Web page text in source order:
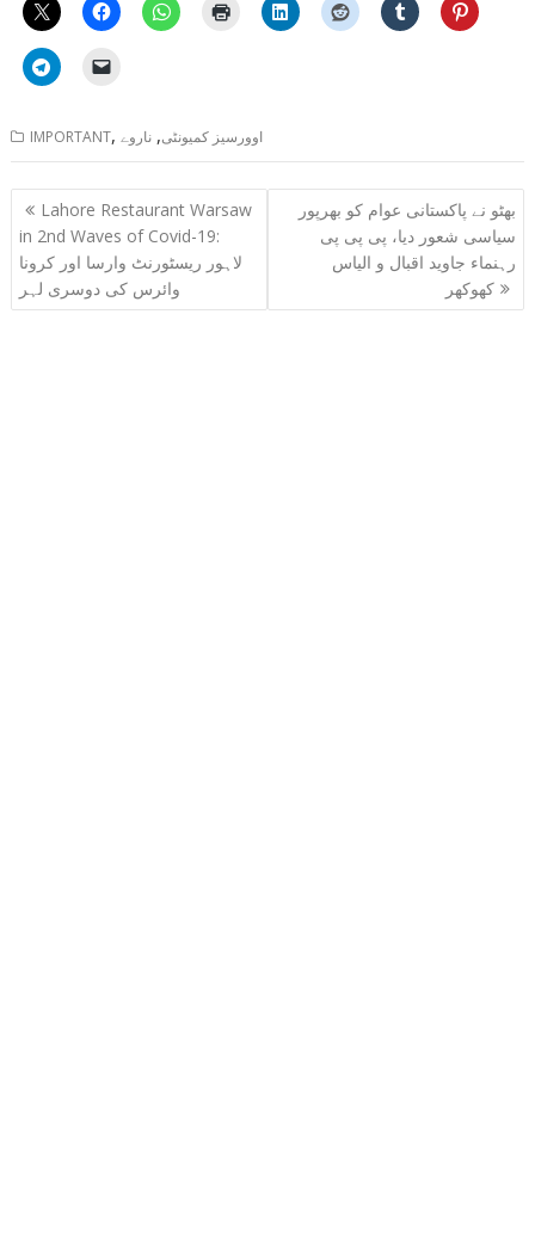
IMPORTANT, اوورسیز کمیونٹی, ناروے
Post
navigation
Lahore Restaurant Warsaw
in 2nd Waves of Covid-19:
لاہور ریسٹورنٹ وارسا اور کرونا
وائرس کی دوسری لہر
بھٹو نے پاکستانی عوام کو بھرپور
سیاسی شعور دیا، پی پی پی
رہنماء جاوید اقبال و الیاس
کھوکھر